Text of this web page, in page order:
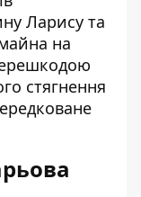
Ларису та
на
стягнення